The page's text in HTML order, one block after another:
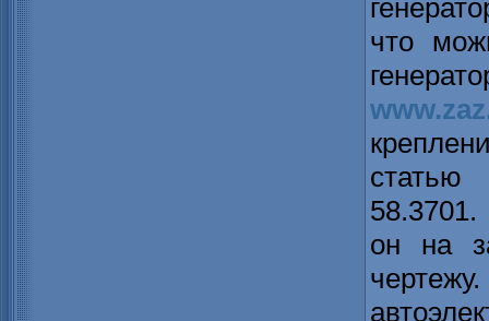
что
он на